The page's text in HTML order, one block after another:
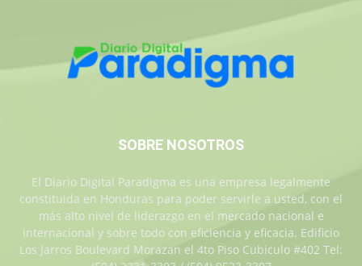
SOBRE NOSOTROS
El Diario Digital Paradigma es una empresa legalmente
constituida en Honduras para poder servirle a usted, con el
más alto nivel de liderazgo en el mercado nacional e
internacional y sobre todo con eficiencia y eficacia. Edificio
Los Jarros Boulevard Morazan el 4to Piso Cubiculo #402 Tel: